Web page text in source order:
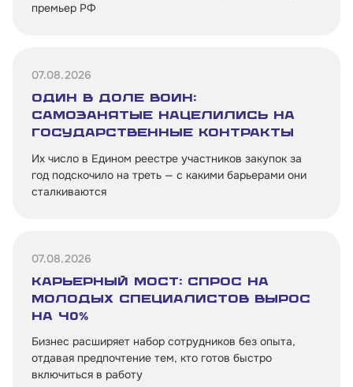
премьер РФ
07.08.2026
Один в доле воин:
самозанятые нацелились на
государственные контракты
Их число в Едином реестре участников закупок за
год подскочило на треть — с какими барьерами они
сталкиваются
07.08.2026
Карьерный мост: спрос на
молодых специалистов вырос
на 40%
Бизнес расширяет набор сотрудников без опыта,
отдавая предпочтение тем, кто готов быстро
включиться в работу